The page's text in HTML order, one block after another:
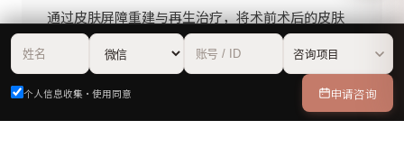
通过皮肤屏障重建与再生治疗，将术前术后的皮肤
状态提升至最佳，这正是让手术结果维持得更久、
更美的核心动力。
个人信息收集·使用同意 申请咨询